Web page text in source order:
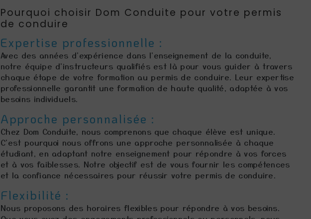
Pourquoi choisir Dom Conduite pour votre permis
de conduire
Expertise professionnelle :
Avec des années d'expérience dans l'enseignement de la conduite,
notre équipe d'instructeurs qualifiés est là pour vous guider à travers
chaque étape de votre formation au permis de conduire. Leur expertise
professionnelle garantit une formation de haute qualité, adaptée à vos
besoins individuels.
Approche personnalisée :
Chez Dom Conduite, nous comprenons que chaque élève est unique.
C'est pourquoi nous offrons une approche personnalisée à chaque
étudiant, en adaptant notre enseignement pour répondre à vos forces
et à vos faiblesses. Notre objectif est de vous fournir les compétences
et la confiance nécessaires pour réussir votre permis de conduire.
Flexibilité :
Nous proposons des horaires flexibles pour répondre à vos besoins.